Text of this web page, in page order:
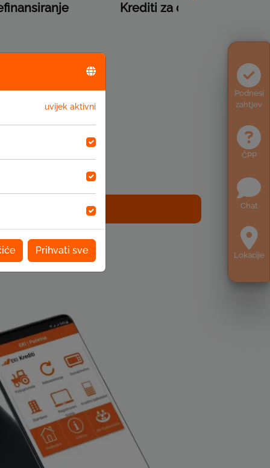
uvijek aktivni
Prihvati sve
Podnesi
zahtjev
ČPP
Chat
Lokacije
Krediti za domaćinstvo
KM
3 mjeseca
22,50% do 23,00%
zahtjev za kredit